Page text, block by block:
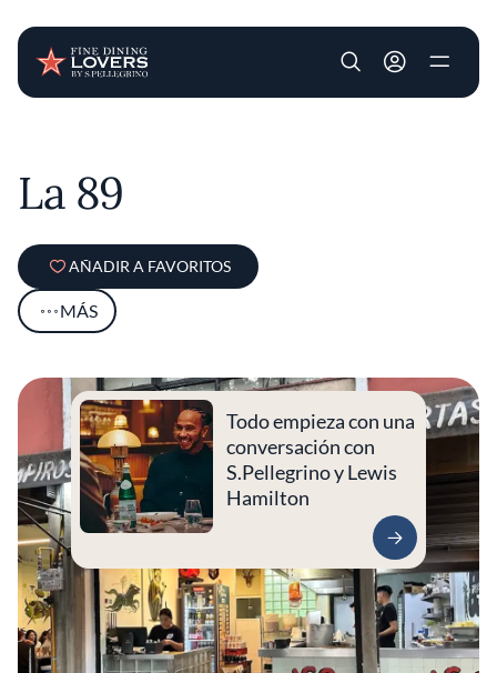
User account
La 89
AÑADIR A FAVORITOS
MÁS
Todo empieza con una
conversación con
S.Pellegrino y Lewis
Hamilton